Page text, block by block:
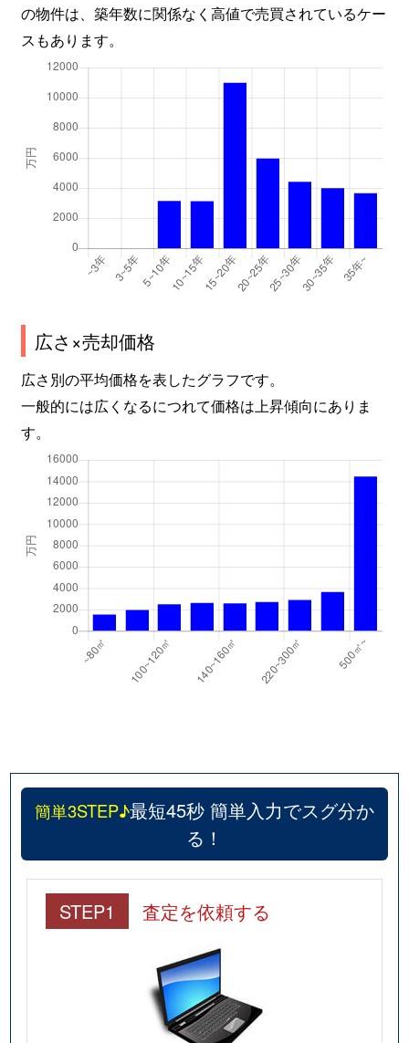
の物件は、築年数に関係なく高値で売買されているケー
スもあります。
広さ×売却価格
広さ別の平均価格を表したグラフです。
一般的には広くなるにつれて価格は上昇傾向にありま
す。
簡単3STEP♪最短45秒 簡単入力でスグ分か
る！
STEP1 査定を依頼する